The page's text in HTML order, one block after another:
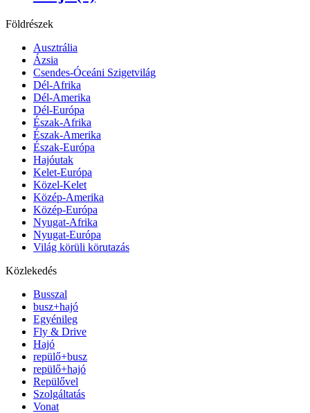
Földrészek
Ausztrália
Ázsia
Csendes-Óceáni Szigetvilág
Dél-Afrika
Dél-Amerika
Dél-Európa
Észak-Afrika
Észak-Amerika
Észak-Európa
Hajóutak
Kelet-Európa
Közel-Kelet
Közép-Amerika
Közép-Európa
Nyugat-Afrika
Nyugat-Európa
Világ körüli körutazás
Közlekedés
Busszal
busz+hajó
Egyénileg
Fly & Drive
Hajó
repülő+busz
repülő+hajó
Repülővel
Szolgáltatás
Vonat